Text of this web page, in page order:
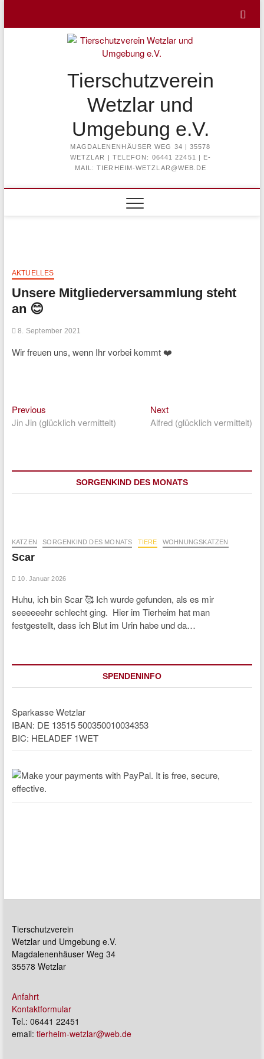
content
Tierschutzverein
Wetzlar und
Umgebung e.V.
MAGDALENENHÄUSER WEG 34 | 35578
WETZLAR | TELEFON: 06441 22451 | E-
MAIL: TIERHEIM-WETZLAR@WEB.DE
AKTUELLES
Unsere Mitgliederversammlung steht
an 😊
8. September 2021
Wir freuen uns, wenn Ihr vorbei kommt ❤️
Beitragsnavigation
PreviousPrevious
post:
Jin Jin (glücklich vermittelt)
NextNext
post:
Alfred (glücklich vermittelt)
SORGENKIND DES MONATS
KATZEN SORGENKIND DES MONATS TIERE WOHNUNGSKATZEN
Scar
10. Januar 2026
Huhu, ich bin Scar 🥰 Ich wurde gefunden, als es mir
seeeeeehr schlecht ging. Hier im Tierheim hat man
festgestellt, dass ich Blut im Urin habe und da…
SPENDENINFO
Sparkasse Wetzlar
IBAN: DE 13515 500350010034353
BIC: HELADEF 1WET
Tierschutzverein
Wetzlar und Umgebung e.V.
Magdalenenhäuser Weg 34
35578 Wetzlar
Anfahrt
Kontaktformular
Tel.: 06441 22451
email: tierheim-wetzlar@web.de